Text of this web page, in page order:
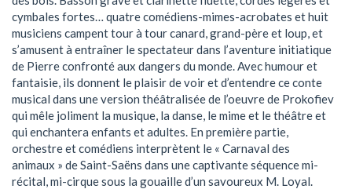
cymbales fortes… quatre comédiens-mimes-acrobates et huit
musiciens campent tour à tour canard, grand-père et loup, et
s’amusent à entraîner le spectateur dans l’aventure initiatique
de Pierre confronté aux dangers du monde. Avec humour et
fantaisie, ils donnent le plaisir de voir et d’entendre ce conte
musical dans une version théâtralisée de l’oeuvre de Prokofiev
qui mêle joliment la musique, la danse, le mime et le théâtre et
qui enchantera enfants et adultes. En première partie,
orchestre et comédiens interprètent le « Carnaval des
animaux » de Saint-Saëns dans une captivante séquence mi-
récital, mi-cirque sous la gouaille d’un savoureux M. Loyal.